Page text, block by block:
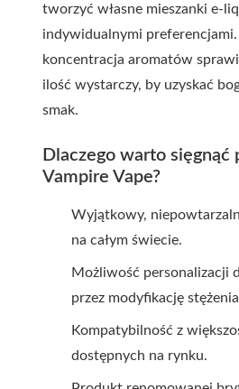
tworzyć własne mieszanki e-
indywidualnymi
koncentracja aromatów
ilość wystarczy, by uzyskać
smak.
Dlaczego warto sięgnąć
Vampire Vape?
Wyjątkowy,
na całym świecie.
Możliwość personalizacji
przez modyfikację
Kompatybilność z
dostępnych na rynku.